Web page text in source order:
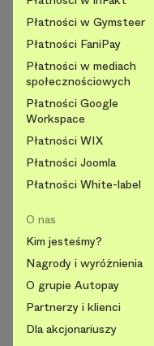
Płatności w Gymsteer
Płatności FaniPay
Płatności w mediach
społecznościowych
Płatności Google
Workspace
Płatności WIX
Płatności Joomla
Płatności White-label
O nas
Kim jesteśmy?
Nagrody i wyróżnienia
O grupie Autopay
Partnerzy i klienci
Dla akcjonariuszy